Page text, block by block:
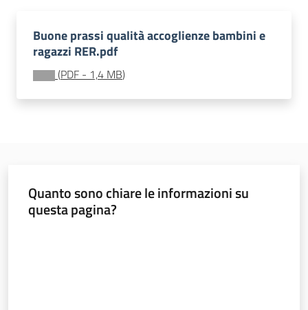
Sociale
Argomenti
Leggi Atti Bandi
Buone prassi qualità accoglienze bambini e
ragazzi RER.pdf
(PDF - 1,4 MB)
Quanto sono chiare le informazioni su
questa pagina?